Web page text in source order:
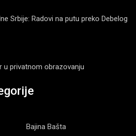
Srbije: Radovi na putu preko Debelog
u privatnom obrazovanju
Bajina Bašta